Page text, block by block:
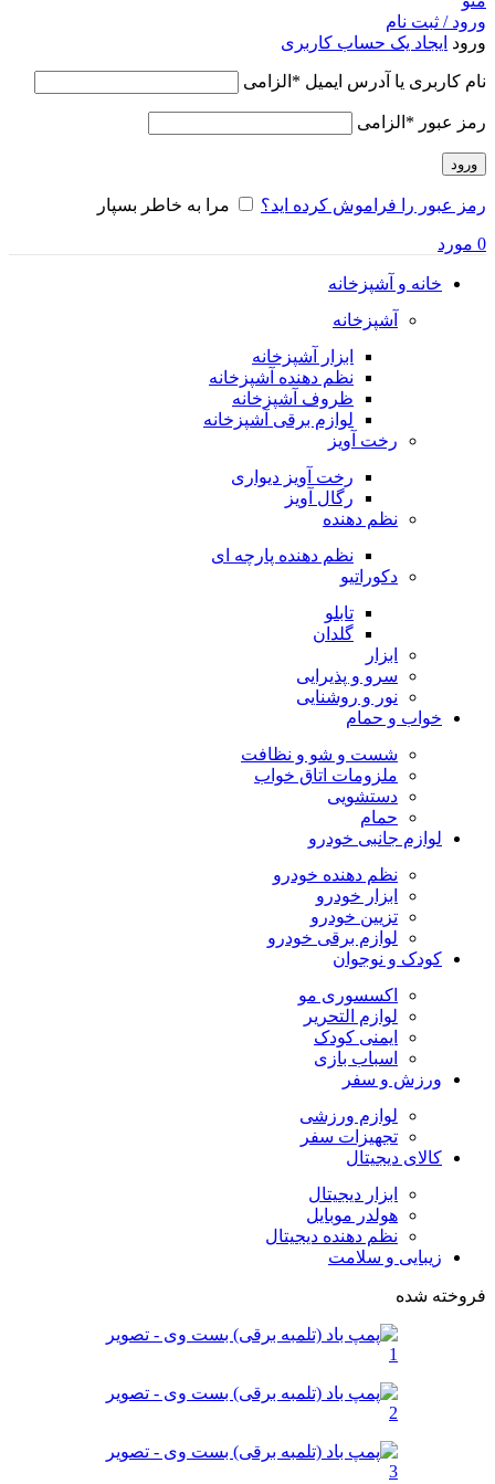
ورود / ثبت نام
ورود ایجاد یک حساب کاربری
نام کاربری یا آدرس ایمیل * الزامی
رمز عبور * الزامی
ورود
رمز عبور را فراموش کرده اید؟ مرا به خاطر بسپار
0 مورد
خانه و آشپزخانه
آشپزخانه
ابزار آشپزخانه
نظم دهنده آشپزخانه
ظروف آشپزخانه
لوازم برقی آشپزخانه
رخت آویز
رخت آویز دیواری
رگال آویز
نظم دهنده
نظم دهنده پارچه ای
دکوراتیو
تابلو
گلدان
ابزار
سرو و پذیرایی
نور و روشنایی
خواب و حمام
شست و شو و نظافت
ملزومات اتاق خواب
دستشویی
حمام
لوازم جانبی خودرو
نظم دهنده خودرو
ابزار خودرو
تزیین خودرو
لوازم برقی خودرو
کودک و نوجوان
اکسسوری مو
لوازم التحریر
ایمنی کودک
اسباب بازی
ورزش و سفر
لوازم ورزشی
تجهیزات سفر
کالای دیجیتال
ابزار دیجیتال
هولدر موبایل
نظم دهنده دیجیتال
زیبایی و سلامت
فروخته شده